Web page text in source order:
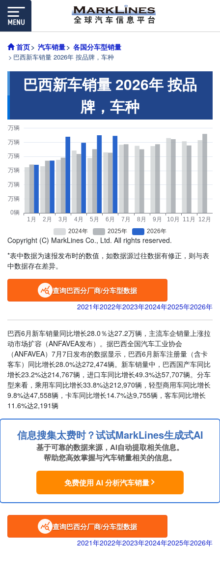
首页 汽车销量 各国分车型销量
巴西新车销量 2026年 按品牌，车种
巴西新车销量 2026年 按品
牌，车种
Copyright (C) MarkLines Co., Ltd. All rights reserved.
*表中数据为速报发布时的数值，如数据源过往数据有修正，则与表
中数据存在差异。
查询巴西分厂商/分车型数据
2021年2022年2023年2024年2025年2026年
巴西6月新车销量同比增长28.0％达27.2万辆，主流车企销量上涨拉
动市场扩容（ANFAVEA发布）。据巴西全国汽车工业协会
（ANFAVEA）7月7日发布的数据显示，巴西6月新车注册量（含卡
客车）同比增长28.0%达272,474辆。新车销量中，巴西国产车同比
增长23.2%达214,767辆，进口车同比增长49.3%达57,707辆。分车
型来看，乘用车同比增长33.8%达212,970辆，轻型商用车同比增长
9.8%达47,558辆，卡车同比增长14.7%达9,755辆，客车同比增长
11.6%达2,191辆
信息搜集太费时？试试MarkLines生成式AI
基于可靠的数据来源，AI自动提取相关信息。
帮助您高效掌握与汽车销量相关的信息。
免费使用 AI 分析汽车销量
查询巴西分厂商/分车型数据
2021年2022年2023年2024年2025年2026年